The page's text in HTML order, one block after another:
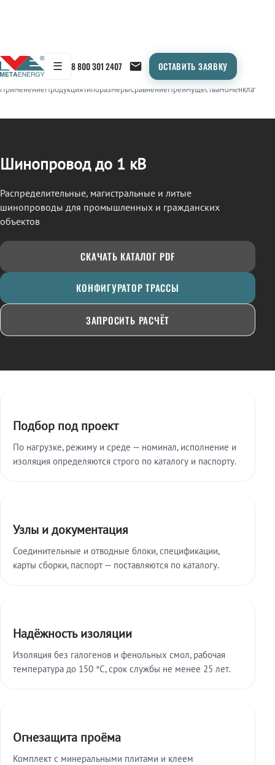
☰ 8 800 301 2407 ОСТАВИТЬ ЗАЯВКУ
← Продукция/ШИНОПРОВОД
ПрименениеПродукцияТипоразмерыСравнениеПреимуществаНоменклатура
Шинопровод до 1 кВ
Распределительные, магистральные и литые
шинопроводы для промышленных и гражданских
объектов
СКАЧАТЬ КАТАЛОГ PDF
КОНФИГУРАТОР ТРАССЫ
ЗАПРОСИТЬ РАСЧЁТ
Подбор под проект
По нагрузке, режиму и среде — номинал, исполнение и
изоляция определяются строго по каталогу и паспорту.
Узлы и документация
Соединительные и отводные блоки, спецификации,
карты сборки, паспорт — поставляются по каталогу.
Надёжность изоляции
Изоляция без галогенов и фенольных смол, рабочая
температура до 150 °C, срок службы не менее 25 лет.
Огнезащита проёма
Комплект с минеральными плитами и клеем